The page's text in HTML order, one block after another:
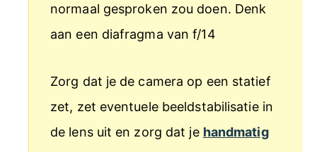
normaal gesproken zou doen. Denk
aan een diafragma van f/14
Zorg dat je de camera op een statief
zet, zet eventuele beeldstabilisatie in
de lens uit en zorg dat je handmatig